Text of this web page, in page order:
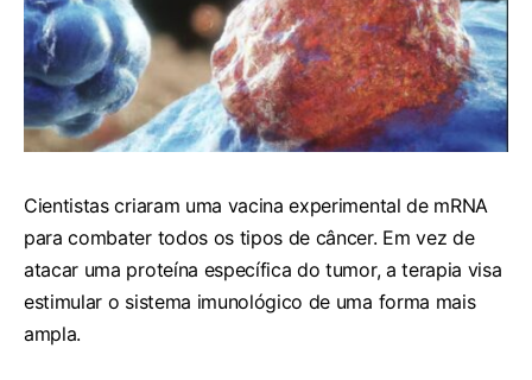
Cientistas criaram uma vacina experimental de mRNA
para combater todos os tipos de câncer. Em vez de
atacar uma proteína específica do tumor, a terapia visa
estimular o sistema imunológico de uma forma mais
ampla.